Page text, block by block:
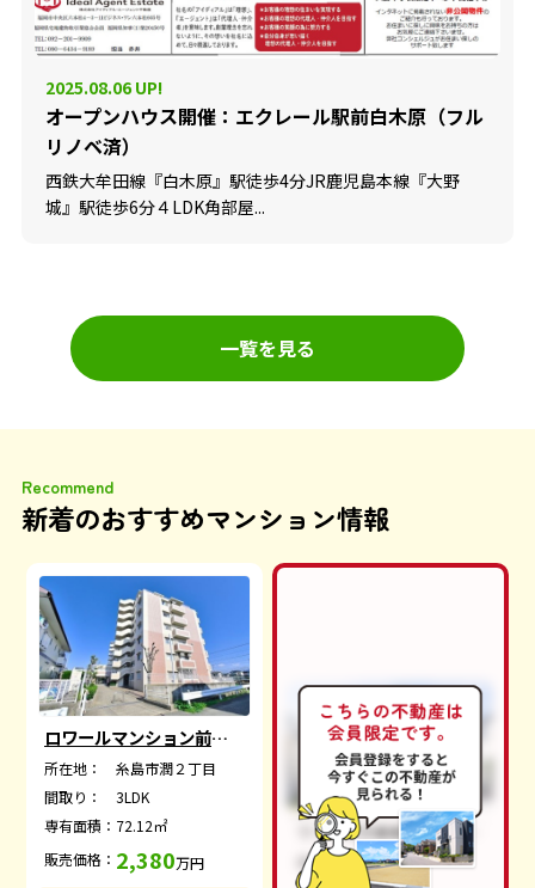
2025.08.06 UP!
オープンハウス開催：エクレール駅前白木原（フル
リノベ済）
西鉄大牟田線『白木原』駅徒歩4分JR鹿児島本線『大野
城』駅徒歩6分４LDK角部屋...
一覧を見る
Recommend
新着のおすすめマンション情報
ロワールマンション前原２
所在地：
糸島市潤２丁目
間取り：
3LDK
専有面積： 72.12㎡
販売価格： 2,380万円